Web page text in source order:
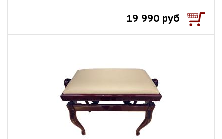
19 990 руб